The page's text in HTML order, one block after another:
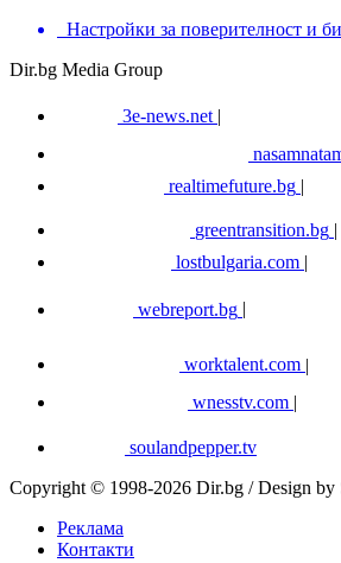
Настройки за поверителност и
Dir.bg Media Group
3e-news.net |
realtimefuture.bg |
greentransition.bg |
lostbulgaria.com |
webreport.bg
worktalent.com |
wnesstv.com |
soulandpepper.tv
Copyright © 1998-2026 Dir.bg / Design by
Реклама
Контакти